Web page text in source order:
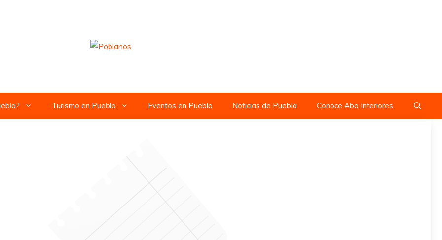
Turismo en Puebla Eventos en Puebla Noticias de Puebla Conoce Aba Interiores